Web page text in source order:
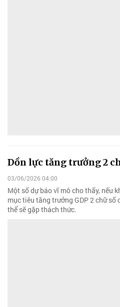
Dồn lực tăng trưởng 2
03/06/2026 04:00
Một số dự báo vĩ mô cho thấy, nếu
mục tiêu tăng trưởng GDP 2 chữ
thể sẽ gặp thách thức.